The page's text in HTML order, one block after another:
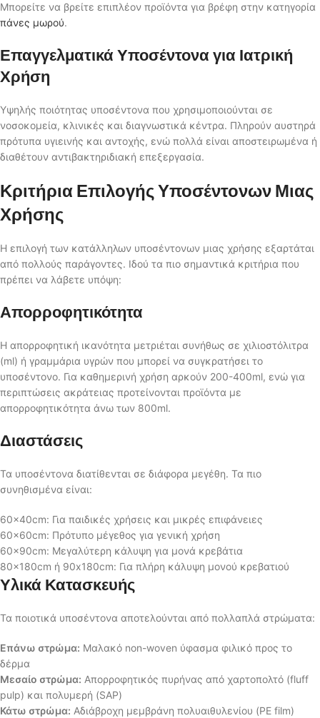
Μπορείτε να βρείτε επιπλέον προϊόντα για βρέφη στην κατηγορία
πάνες μωρού.
Επαγγελματικά Υποσέντονα για Ιατρική
Χρήση
Υψηλής ποιότητας υποσέντονα που χρησιμοποιούνται σε
νοσοκομεία, κλινικές και διαγνωστικά κέντρα. Πληρούν αυστηρά
πρότυπα υγιεινής και αντοχής, ενώ πολλά είναι αποστειρωμένα ή
διαθέτουν αντιβακτηριδιακή επεξεργασία.
Κριτήρια Επιλογής Υποσέντονων Μιας
Χρήσης
Η επιλογή των κατάλληλων υποσέντονων μιας χρήσης εξαρτάται
από πολλούς παράγοντες. Ιδού τα πιο σημαντικά κριτήρια που
πρέπει να λάβετε υπόψη:
Απορροφητικότητα
Η απορροφητική ικανότητα μετριέται συνήθως σε χιλιοστόλιτρα
(ml) ή γραμμάρια υγρών που μπορεί να συγκρατήσει το
υποσέντονο. Για καθημερινή χρήση αρκούν 200-400ml, ενώ για
περιπτώσεις ακράτειας προτείνονται προϊόντα με
απορροφητικότητα άνω των 800ml.
Διαστάσεις
Τα υποσέντονα διατίθενται σε διάφορα μεγέθη. Τα πιο
συνηθισμένα είναι:
60x40cm: Για παιδικές χρήσεις και μικρές επιφάνειες
60x60cm: Πρότυπο μέγεθος για γενική χρήση
60x90cm: Μεγαλύτερη κάλυψη για μονά κρεβάτια
80x180cm ή 90x180cm: Για πλήρη κάλυψη μονού κρεβατιού
Υλικά Κατασκευής
Τα ποιοτικά υποσέντονα αποτελούνται από πολλαπλά στρώματα:
Επάνω στρώμα: Μαλακό non-woven ύφασμα φιλικό προς το
δέρμα
Μεσαίο στρώμα: Απορροφητικός πυρήνας από χαρτοπολτό (fluff
pulp) και πολυμερή (SAP)
Κάτω στρώμα: Αδιάβροχη μεμβράνη πολυαιθυλενίου (PE film)